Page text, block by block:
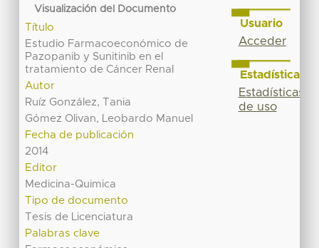
Visualización del Documento
Título
Estudio Farmacoeconómico de
Pazopanib y Sunitinib en el
tratamiento de Cáncer Renal
Autor
Ruíz González, Tania
Gómez Olivan, Leobardo Manuel
Fecha de publicación
2014
Editor
Medicina-Quimica
Tipo de documento
Tesis de Licenciatura
Palabras clave
Usuario
Acceder
Estadísticas
Estadísticas
de uso